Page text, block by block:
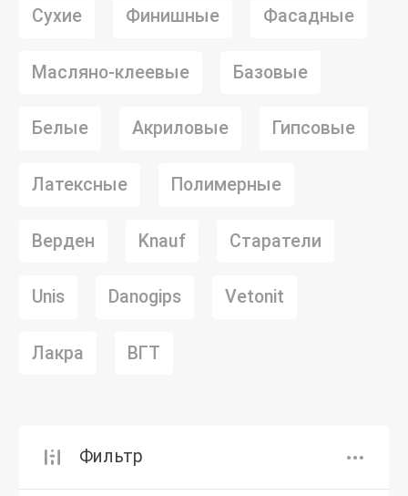
Сухие Финишные Фасадные
Масляно-клеевые Базовые
Белые Акриловые Гипсовые
Латексные Полимерные
Верден Knauf Старатели
Unis Danogips Vetonit
Лакра ВГТ
Фильтр